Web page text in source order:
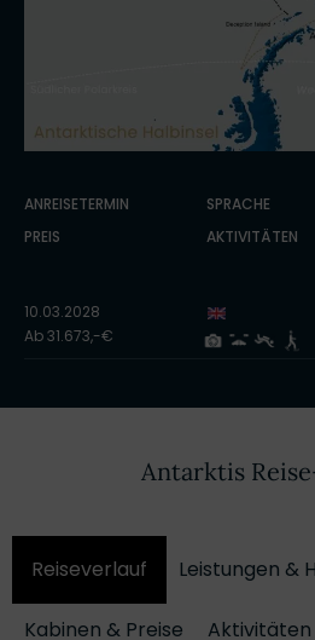
ANREISETERMIN
PREIS
SPRACHE
AKTIVITÄTEN
10.03.2028
Ab 31.673,-€
Antarktis
Reiseverlauf Leistungen &
Kabinen & Preise Aktivitäten